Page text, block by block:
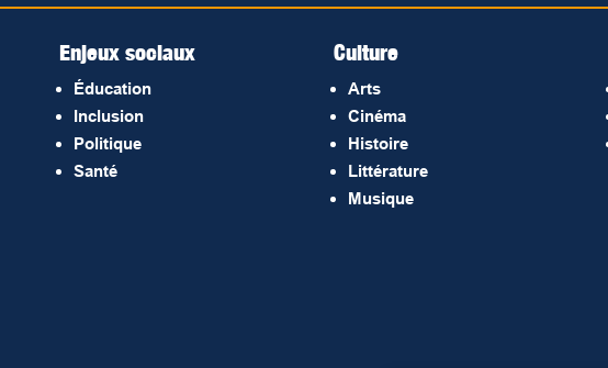
Enjeux sociaux
Éducation
Inclusion
Politique
Santé
Culture
Arts
Cinéma
Histoire
Littérature
Musique